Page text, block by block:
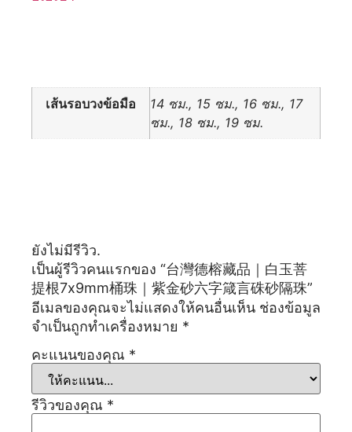
เส้นรอบวงข้อมือ
14 ซม., 15 ซม., 16 ซม., 17
ซม., 18 ซม., 19 ซม.
ยังไม่มีรีวิว.
เป็นผู้รีวิวคนแรกของ “台灣德榕藏品｜白玉菩
提根7x9mm桶珠｜紫金砂六字箴言硃砂隔珠”
อีเมลของคุณจะไม่แสดงให้คนอื่นเห็น ช่องข้อมูล
จำเป็นถูกทำเครื่องหมาย *
คะแนนของคุณ *
รีวิวของคุณ *